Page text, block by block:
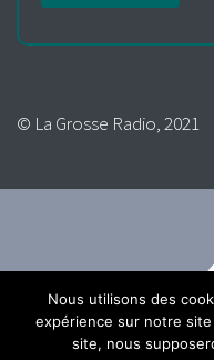
© La Grosse Radio, 2021
Nous utilisons des
expérience sur notre
site, nous